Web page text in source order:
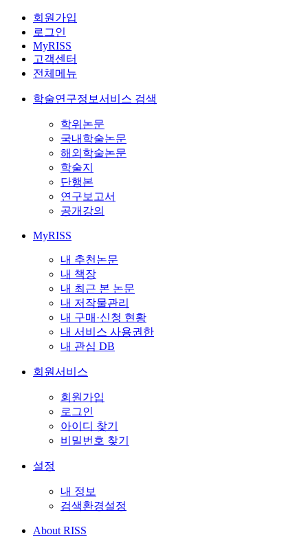
회원가입
로그인
MyRISS
고객센터
전체메뉴
학술연구정보서비스 검색
학위논문
국내학술논문
해외학술논문
학술지
단행본
연구보고서
공개강의
MyRISS
내 추천논문
내 책장
내 최근 본 논문
내 저작물관리
내 구매·신청 현황
내 서비스 사용권한
내 관심 DB
회원서비스
회원가입
로그인
아이디 찾기
비밀번호 찾기
설정
내 정보
검색환경설정
About RISS